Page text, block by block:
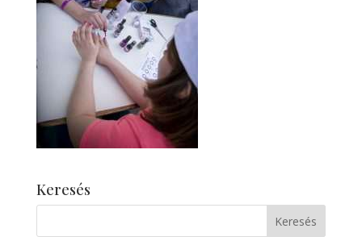
Keresés